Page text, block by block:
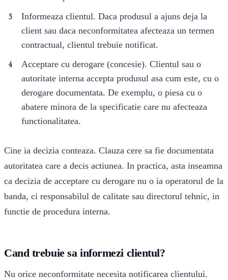
Informeaza clientul. Daca produsul a ajuns deja la
client sau daca neconformitatea afecteaza un termen
contractual, clientul trebuie notificat.
Acceptare cu derogare (concesie). Clientul sau o
autoritate interna accepta produsul asa cum este, cu o
derogare documentata. De exemplu, o piesa cu o
abatere minora de la specificatie care nu afecteaza
functionalitatea.
Cine ia decizia conteaza. Clauza cere sa fie documentata
autoritatea care a decis actiunea. In practica, asta inseamna
ca decizia de acceptare cu derogare nu o ia operatorul de la
banda, ci responsabilul de calitate sau directorul tehnic, in
functie de procedura interna.
Cand trebuie sa informezi clientul?
Nu orice neconformitate necesita notificarea clientului.